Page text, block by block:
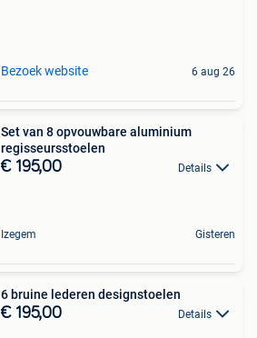
Bezoek website 6 aug 26
Set van 8 opvouwbare aluminium
regisseursstoelen
€ 195,00 Details
Izegem Gisteren
6 bruine lederen designstoelen
€ 195,00 Details